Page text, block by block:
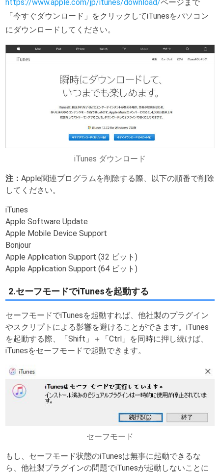
https://www.apple.com/jp/itunes/download/ページまで
「今すぐダウンロード」をクリックしてiTunesをパソコン
にダウンロードしてください。
iTunes ダウンロード
注：Apple関連プログラムを削除する際、以下の順番で削除
してください。
iTunes
Apple Software Update
Apple Mobile Device Support
Bonjour
Apple Application Support (32 ビット)
Apple Application Support (64 ビット)
2.セーフモードでiTunesを起動する
セーフモードでiTunesを起動すれば、他社製のプラグイン
やスクリプトによる影響を避けることができます。iTunes
を起動する際、「Shift」＋「Ctrl」を同時に押し続けば、
iTunesをセーフモードで起動できます。
セーフモード
もし、セーフモード状態のiTunesは無事に起動できるな
ら、他社製プラグインの問題でiTunesが起動しないことに